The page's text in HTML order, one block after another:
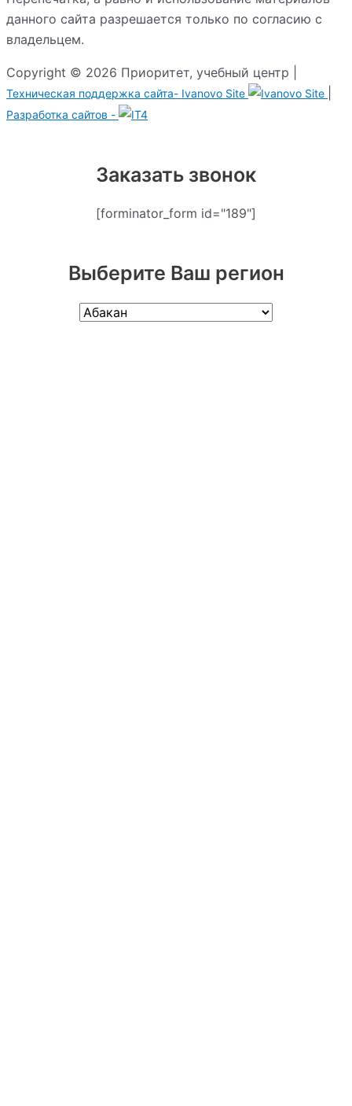
данного сайта разрешается только по согласию с
владельцем.
Copyright © 2026 Приоритет, учебный центр |
Техническая поддержка сайта- Ivanovo Site
Разработка сайтов -
Заказать звонок
[forminator_form id="189"]
Выберите Ваш регион